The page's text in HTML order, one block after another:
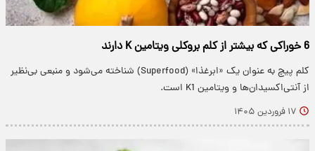
6 خوراکی که بیشتر از کلم بروکلی ویتامین K دارند
کلم پیچ به عنوان یک «ابرغذا» (Superfood) شناخته می‌شود و منبعی بی‌نظیر
از آنتی‌اکسیدان‌ها و ویتامین K1 است.
۱۷ فروردین ۱۴۰۵